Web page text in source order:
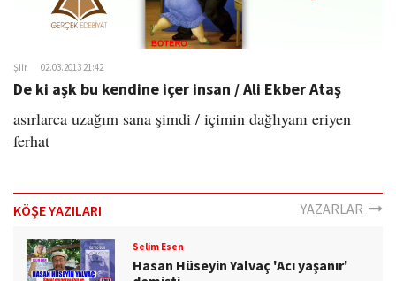
Şiir 02.03.2013 21:42
De ki aşk bu kendine içer insan / Ali Ekber Ataş
asırlarca uzağım sana şimdi / içimin dağlıyanı eriyen
ferhat
KÖŞE YAZILARI YAZARLAR
Selim Esen
Hasan Hüseyin Yalvaç 'Acı yaşanır'